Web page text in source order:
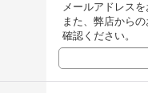
メールアドレス
また、弊店から
確認ください。